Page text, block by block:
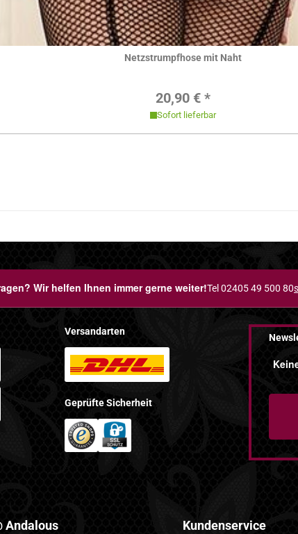
Hier ansehen
Netzstrumpfhose mit Naht
Regulärer Preis:
20,90 € *
Sofort lieferbar
Wir helfen Ihnen immer gerne weiter!Tel 02405 49 500 80
Versandarten
Geprüfte Sicherheit
Andalous Kundenservice